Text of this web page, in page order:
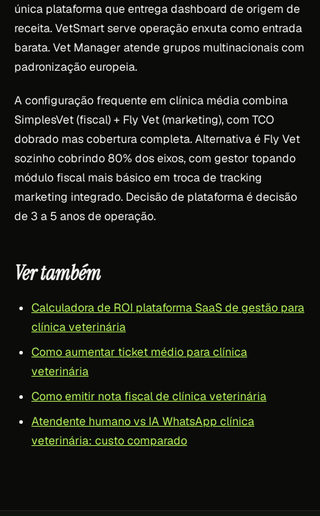
única plataforma que entrega dashboard de origem de
receita. VetSmart serve operação enxuta como entrada
barata. Vet Manager atende grupos multinacionais com
padronização europeia.
A configuração frequente em clínica média combina
SimplesVet (fiscal) + Fly Vet (marketing), com TCO
dobrado mas cobertura completa. Alternativa é Fly Vet
sozinho cobrindo 80% dos eixos, com gestor topando
módulo fiscal mais básico em troca de tracking
marketing integrado. Decisão de plataforma é decisão
de 3 a 5 anos de operação.
Ver também
Calculadora de ROI plataforma SaaS de gestão para
clínica veterinária
Como aumentar ticket médio para clínica
veterinária
Como emitir nota fiscal de clínica veterinária
Atendente humano vs IA WhatsApp clínica
veterinária: custo comparado